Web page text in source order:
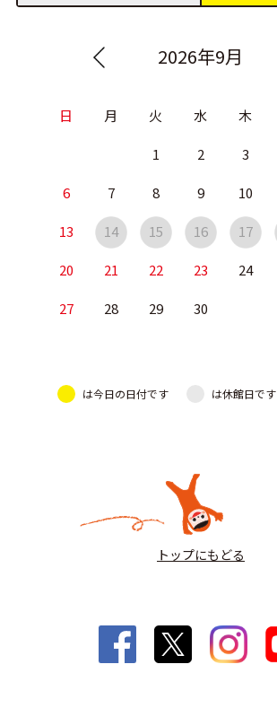
2026年9月
日 月 火 水 木
1 2 3
6 7 8 9 10
13 14 15 16 17
20 21 22 23 24
27 28 29 30
は今日の日付です は休館日です
トップにもどる